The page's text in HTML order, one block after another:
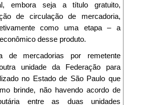
embora seja a título gratuito,
de circulação de mercadoria,
como uma etapa – a
desse produto.
de mercadorias por remetente
unidade da Federação para
no Estado de São Paulo que
brinde, não havendo acordo de
entre as duas unidades